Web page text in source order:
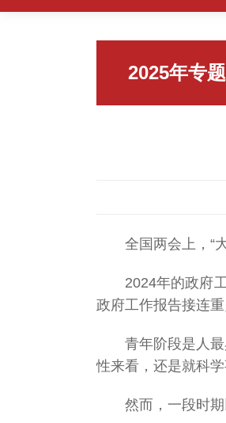
2025年专题
2025年研究生
纪念中国人民
斯战争胜利80
大会
2025开学季
全国两会上，“
2024年的政府
政府工作报告接连
青年阶段是人
性来看，还是就科
然而，一段时